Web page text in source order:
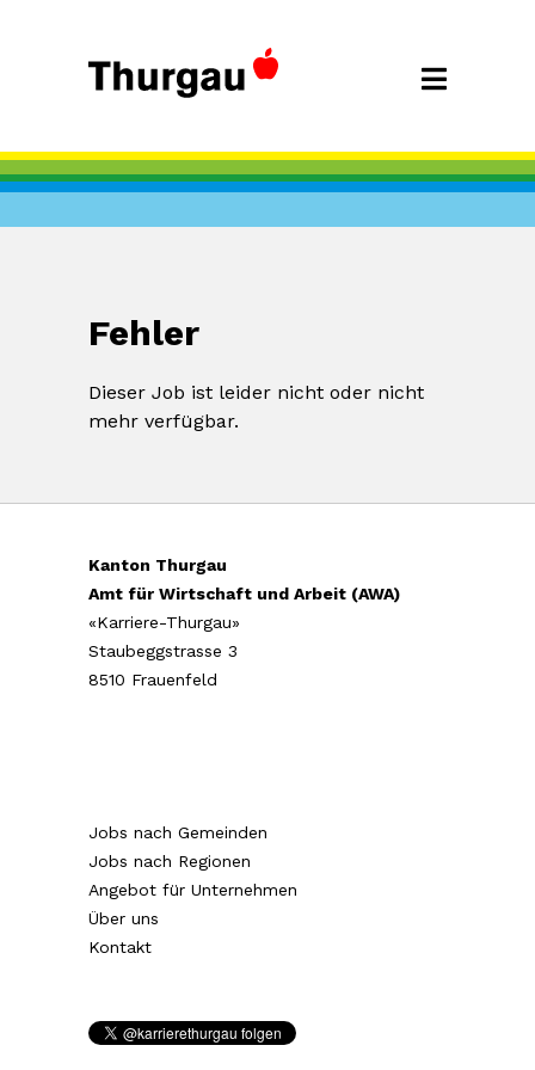
Fehler
Dieser Job ist leider nicht oder nicht
mehr verfügbar.
Kanton Thurgau
Amt für Wirtschaft und Arbeit (AWA)
«Karriere-Thurgau»
Staubeggstrasse 3
8510 Frauenfeld
Jobs nach Gemeinden
Jobs nach Regionen
Angebot für Unternehmen
Über uns
Kontakt